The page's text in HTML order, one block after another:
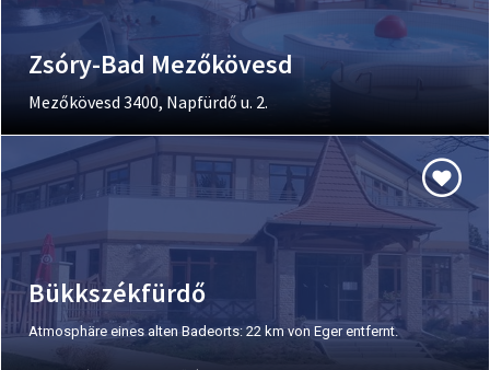
Zsóry-Bad Mezőkövesd
Mezőkövesd 3400, Napfürdő u. 2.
Bükkszékfürdő
Atmosphäre eines alten Badeorts: 22 km von Eger entfernt.